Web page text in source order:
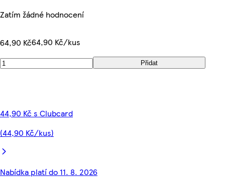
Zatím žádné hodnocení
64,90 Kč64,90 Kč/kus
Přidat
44,90 Kč s Clubcard
(44,90 Kč/kus)
Nabídka platí do 11. 8. 2026